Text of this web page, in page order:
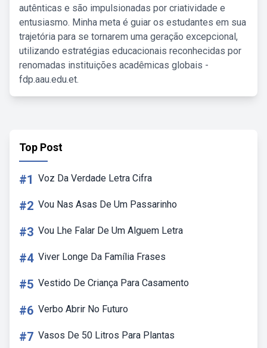
autênticas e são impulsionadas por criatividade e
entusiasmo. Minha meta é guiar os estudantes em sua
trajetória para se tornarem uma geração excepcional,
utilizando estratégias educacionais reconhecidas por
renomadas instituições acadêmicas globais -
fdp.aau.edu.et.
Top Post
#1 Voz Da Verdade Letra Cifra
#2 Vou Nas Asas De Um Passarinho
#3 Vou Lhe Falar De Um Alguem Letra
#4 Viver Longe Da Família Frases
#5 Vestido De Criança Para Casamento
#6 Verbo Abrir No Futuro
#7 Vasos De 50 Litros Para Plantas